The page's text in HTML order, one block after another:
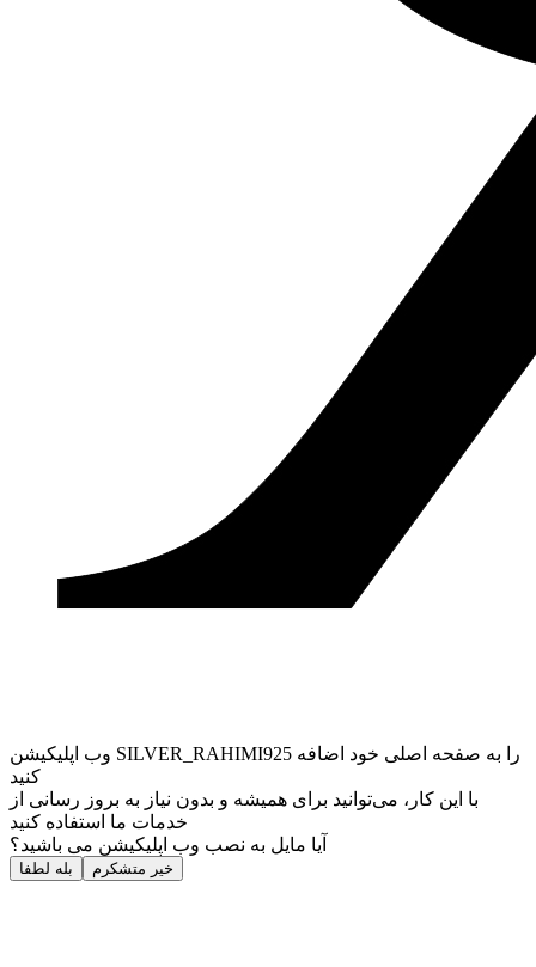
وب ‌اپلیکیشن SILVER_RAHIMI925 را به صفحه اصلی خود اضافه
کنید
با این کار، می‌توانید برای همیشه و بدون نیاز به بروز ‌رسانی از
خدمات ما استفاده کنید
آیا مایل به نصب وب اپلیکیشن می باشید؟
بله لطفا خیر متشکرم